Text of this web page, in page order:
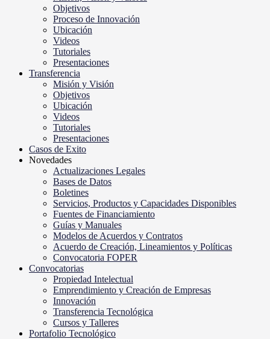
Objetivos
Proceso de Innovación
Ubicación
Videos
Tutoriales
Presentaciones
Transferencia
Misión y Visión
Objetivos
Ubicación
Videos
Tutoriales
Presentaciones
Casos de Exito
Novedades
Actualizaciones Legales
Bases de Datos
Boletines
Servicios, Productos y Capacidades Disponibles
Fuentes de Financiamiento
Guías y Manuales
Modelos de Acuerdos y Contratos
Acuerdo de Creación, Lineamientos y Políticas
Convocatoria FOPER
Convocatorias
Propiedad Intelectual
Emprendimiento y Creación de Empresas
Innovación
Transferencia Tecnológica
Cursos y Talleres
Portafolio Tecnológico